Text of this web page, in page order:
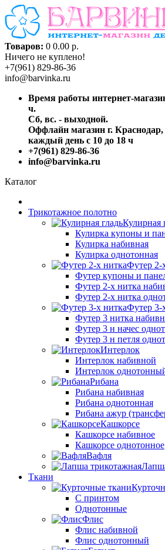
Товаров: 0 0.00 р.
Ничего не куплено!
+7(961) 829-86-36
info@barvinka.ru
Время работы интернет-
ч.
Сб, вс. - выходной.
Оффлайн магазин г.
каждый день с 10 до 18 ч
+7(961) 829-86-36
info@barvinka.ru
Каталог
Трикотажное полотно
Кулирная
Кулирка купоны и
Кулирка набивная
Кулирка однотонная
Футер 2-
Футер купоны и
Футер 2-х нитка
Футер 2-х нитка
Футер 3-
Футер 3 нитка
Футер 3 н начес
Футер 3 н петля
Интерлок
Интерлок набивной
Интерлок
Рибана
Рибана набивная
Рибана однотонная
Рибана ажур
Кашкорсе
Кашкорсе набивное
Кашкорсе однотонное
Вафля
Ткани
С принтом
Однотонные
Флис
Флис набивной
Флис однотонный